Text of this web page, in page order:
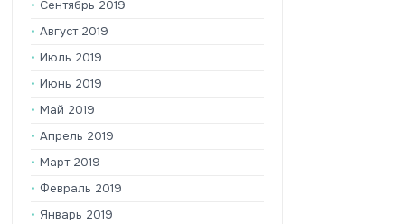
Сентябрь 2019
Август 2019
Июль 2019
Июнь 2019
Май 2019
Апрель 2019
Март 2019
Февраль 2019
Январь 2019